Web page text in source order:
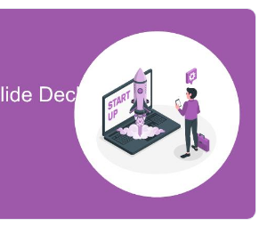
tin tưởng vào ý tưởng của bạn!
màu vàng nhẹ nhàng, cùng với màu
thị tổng quan về sản phẩm của
demo hoặc xem trước, trình bày chi
điển hình hoặc cho biết mô hình kinh
thế nào. Có rất nhiều slide hữu ích